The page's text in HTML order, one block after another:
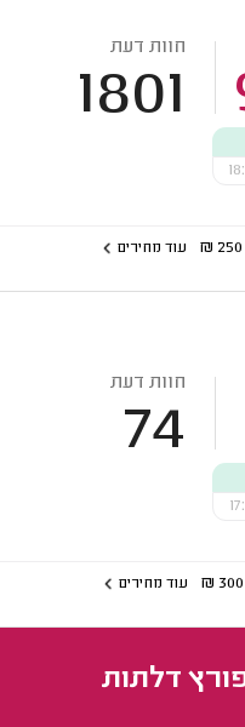
חוות דעת
1801
₪ עוד מחירים
חוות דעת
74
₪ עוד מחירים
דלתות